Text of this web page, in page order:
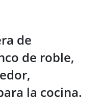
de
de roble,
la cocina.